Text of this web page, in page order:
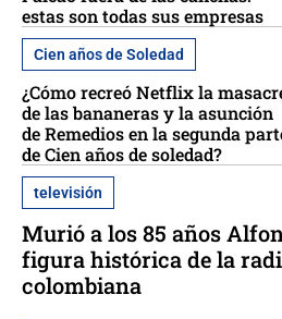
estas son todas sus empresas
Cien años de Soledad
¿Cómo recreó Netflix la
de las bananeras y la asunción
de Remedios en la segunda
de Cien años de soledad?
televisión
Murió a los 85 años
figura histórica de la
colombiana